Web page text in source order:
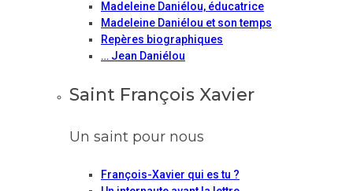
Madeleine Daniélou, éducatrice
Madeleine Daniélou et son temps
Repères biographiques
… Jean Daniélou
Saint François Xavier
Un saint pour nous
François-Xavier qui es tu ?